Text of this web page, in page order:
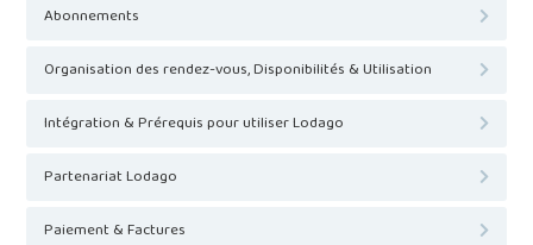
Abonnements
Organisation des rendez-vous, Disponibilités & Utilisation
Intégration & Prérequis pour utiliser Lodago
Partenariat Lodago
Paiement & Factures